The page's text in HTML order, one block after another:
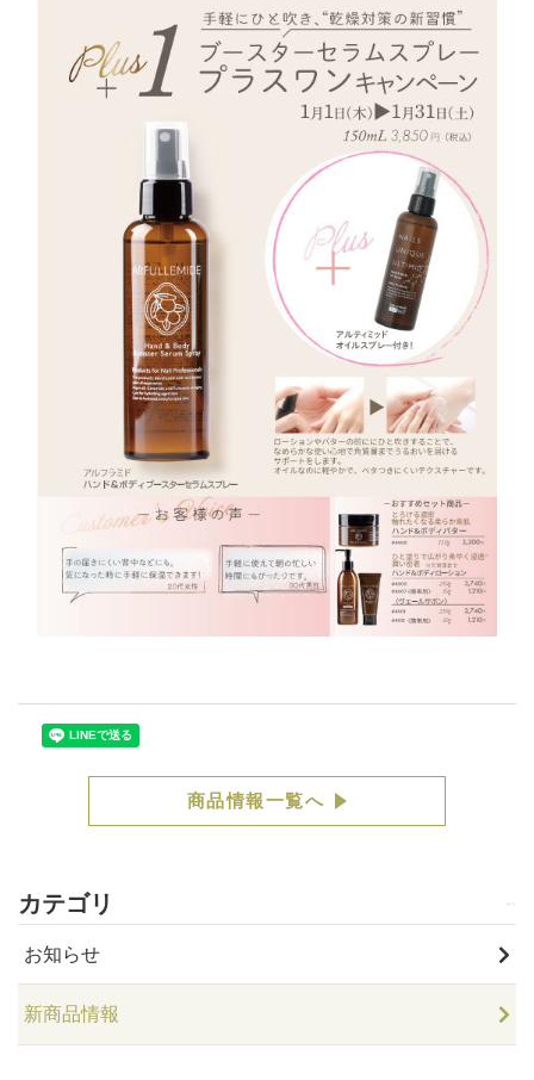
商品情報一覧へ
カテゴリ
お知らせ
新商品情報